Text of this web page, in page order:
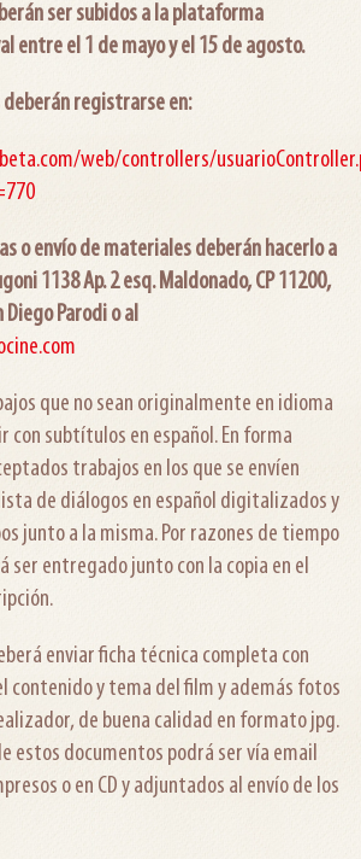
ser subidos a la plataforma
entre el 1 de mayo y el 15 de agosto.
deberán registrarse en:
web/controllers/
o envío de materiales deberán hacerlo a
1138 Ap. 2 esq. Maldonado, CP 11200,
Parodi o al
que no sean originalmente en idioma
con subtítulos en español. En forma
trabajos en los que se envíen
de diálogos en español digitalizados y
junto a la misma. Por razones de tiempo
entregado junto con la copia en el
enviar ficha técnica completa con
contenido y tema del film y además fotos
de buena calidad en formato jpg.
estos documentos podrá ser vía email
o en CD y adjuntados al envío de los